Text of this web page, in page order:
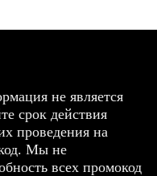
не является
срок действия
проведения на
Мы не
всех промокод